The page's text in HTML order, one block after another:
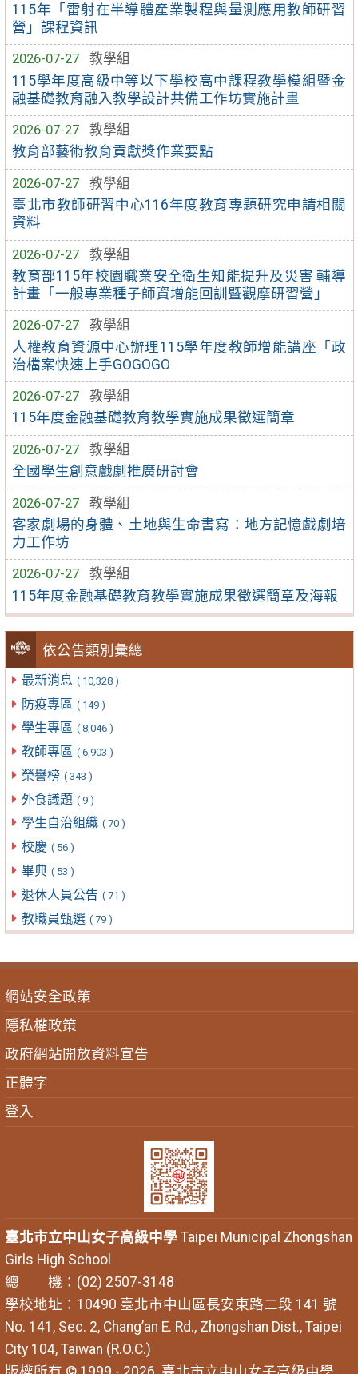
115年「雷射在半導體產業製程與量測應用教師研習
營」課程資訊
2026-07-27
教學組
115學年度高級中等以下學校高中課程教學模組暨金
融基礎教育融入教學設計共備工作坊實施計畫
2026-07-27
教學組
教育部藝術教育貢獻獎作業要點
2026-07-27
教學組
臺北市教師研習中心116年度教育專題研究申請相關
資料
2026-07-27
教學組
教育部115年校園職業安全衛生知能提升及災害 輔導
計畫「一般專業種子師資增能回訓暨觀摩研習營」
2026-07-27
教學組
人權教育資源中心辦理115學年度教師增能講座「政
治檔案快速上手GOGOGO
2026-07-27
教學組
115年度金融基礎教育教學實施成果徵選簡章
2026-07-27
教學組
全國學生創意戲劇推廣研討會
2026-07-27
教學組
客家劇場的身體、土地與生命書寫：地方記憶戲劇培
力工作坊
2026-07-27
教學組
115年度金融基礎教育教學實施成果徵選簡章及海報
依公告類別彙總
最新消息 ( 10,328 )
防疫專區 ( 149 )
學生專區 ( 8,046 )
教師專區 ( 6,903 )
榮譽榜 ( 343 )
外食議題 ( 9 )
學生自治組織 ( 70 )
校慶 ( 56 )
畢典 ( 53 )
退休人員公告 ( 71 )
教職員甄選 ( 79 )
網站安全政策
隱私權政策
政府網站開放資料宣告
正體字
登入
臺北市立中山女子高級中學Taipei Municipal Zhongshan
Girls High School
總 機：(02) 2507-3148
學校地址：10490 臺北市中山區長安東路二段 141 號
No. 141, Sec. 2, Chang’an E. Rd., Zhongshan Dist., Taipei
City 104, Taiwan (R.O.C.)